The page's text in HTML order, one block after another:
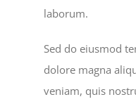
CONTACTlaborum.
Sed do eiusmod
dolore magna
veniam, quis